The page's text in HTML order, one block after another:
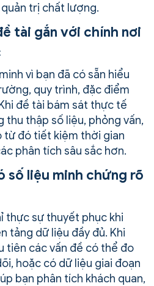
trị chất lượng.
tài gắn với chính nơi
vì bạn đã có sẵn hiểu
quy trình, đặc điểm
đề tài bám sát thực tế
thu thập số liệu, phỏng vấn,
từ đó tiết kiệm thời gian
phân tích sâu sắc hơn.
số liệu minh chứng rõ
thực sự thuyết phục khi
tảng dữ liệu đầy đủ. Khi
tiên các vấn đề có thể đo
hoặc có dữ liệu giai đoạn
bạn phân tích khách quan,